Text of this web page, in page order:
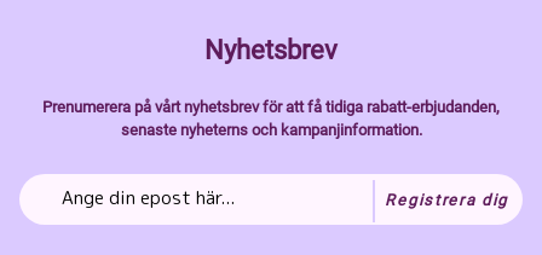
Nyhetsbrev
Prenumerera på vårt nyhetsbrev för att få tidiga rabatt-erbjudanden,
senaste nyheterns och kampanjinformation.
Registrera dig